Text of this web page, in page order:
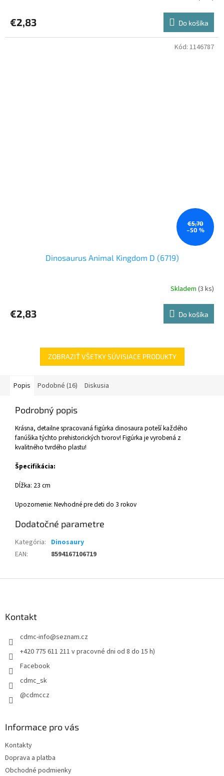
€2,83 Do košíka
€5,70
–50 %
Dinosaurus Animal Kingdom D (6719)
Skladem (3 ks)
€2,83 Do košíka
Kód: 1146787
ZOBRAZIŤ VŠETKY SÚVISIACE PRODUKTY
Popis Podobné (16) Diskusia
Podrobný popis
Krásna, detailne spracovaná figúrka dinosaura poteší každého
fanúšika týchto prehistorických tvorov! Figúrka je vyrobená z
kvalitného tvrdého plastu!
Špecifikácia:
Dĺžka: 23 cm
Upozornenie: Nevhodné pre deti do 3 rokov
Dodatočné parametre
Kategória: Dinosaury
EAN: 8594167106719
Kontakt
cdmc-info@seznam.cz
+420 775 611 211 v pracovné dni od 8 do 15 h)
Facebook
cdmc_sk
@cdmccz
Informace pro vás
Kontakty
Doprava a platba
Obchodné podmienky